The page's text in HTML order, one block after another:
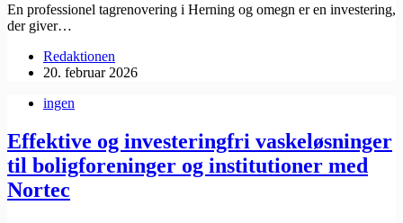
En professionel tagrenovering i Herning og omegn er en investering,
der giver…
Redaktionen
20. februar 2026
ingen
Effektive og investeringfri vaskeløsninger
til boligforeninger og institutioner med
Nortec